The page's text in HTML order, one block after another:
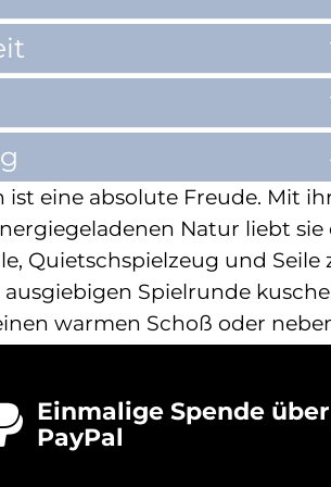
ist eine absolute Freude. Mit
Natur liebt sie
Quietschspielzeug und Seile
ausgiebigen Spielrunde
warmen Schoß oder
Sie lebt in einem Haushalt mit
und es gibt selten Konflikte.
Art ermöglicht es ihr,
Einmalige Spende über
PayPal